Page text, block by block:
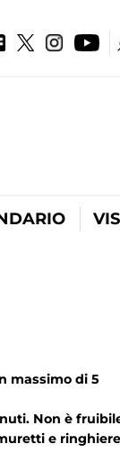
massimo di 5
Non è
e